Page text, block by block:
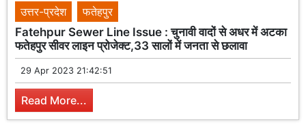
उत्तर-प्रदेश
फतेहपुर
Fatehpur Sewer Line Issue : चुनावी वादों से अधर में अटका
फतेहपुर सीवर लाइन प्रोजेक्ट,33 सालों में जनता से छलावा
29 Apr 2023 21:42:51
Read More...